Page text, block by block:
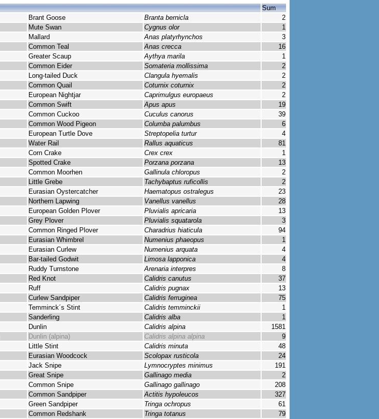
Sum
Brant Goose Branta bernicla
2
Mute Swan Cygnus olor
1
Mallard Anas platyrhynchos
3
Common Teal Anas crecca
16
Greater Scaup Aythya marila
1
Common Eider Somateria mollissima
2
Long-tailed Duck Clangula hyemalis
2
Common Quail Coturnix coturnix
2
European Nightjar Caprimulgus europaeus
2
Common Swift Apus apus
19
Common Cuckoo Cuculus canorus
39
Common Wood Pigeon Columba palumbus
6
European Turtle Dove Streptopelia turtur
4
Water Rail Rallus aquaticus
81
Corn Crake Crex crex
1
Spotted Crake Porzana porzana
13
Common Moorhen Gallinula chloropus
2
Little Grebe Tachybaptus ruficollis
2
Eurasian Oystercatcher Haematopus ostralegus
23
Northern Lapwing Vanellus vanellus
28
European Golden Plover Pluvialis apricaria
13
Grey Plover Pluvialis squatarola
3
Common Ringed Plover Charadrius hiaticula
94
Eurasian Whimbrel Numenius phaeopus
1
Eurasian Curlew Numenius arquata
4
Bar-tailed Godwit Limosa lapponica
4
Ruddy Turnstone Arenaria interpres
8
Red Knot Calidris canutus
37
Ruff Calidris pugnax
13
Curlew Sandpiper Calidris ferruginea
75
Temminck´s Stint Calidris temminckii
1
Sanderling Calidris alba
1
Dunlin Calidris alpina
1581
Dunlin (alpina) Calidris alpina alpina
9
Little Stint Calidris minuta
48
Eurasian Woodcock Scolopax rusticola
24
Jack Snipe Lymnocryptes minimus
191
Great Snipe Gallinago media
2
Common Snipe Gallinago gallinago
208
Common Sandpiper Actitis hypoleucos
327
Green Sandpiper Tringa ochropus
61
Common Redshank Tringa totanus
79